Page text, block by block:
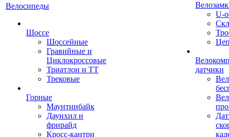
Велосипеды
Шоссе
Шоссейные
Гравийные и
Циклокроссовые
Триатлон и ТТ
Трековые
Горные
Маунтинбайк
Даунхил и
фрирайд
Кросс-кантри
U-
датчики